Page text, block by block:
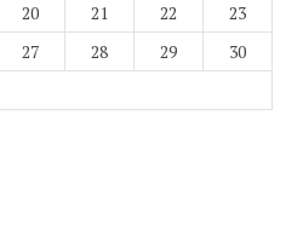
20 21 22
23
27 28 29
30